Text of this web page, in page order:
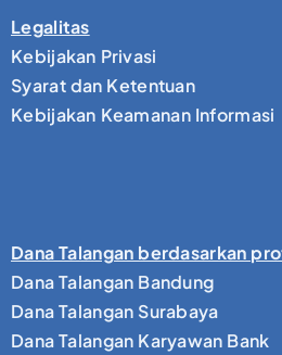
Legalitas
Kebijakan Privasi
Syarat dan Ketentuan
Kebijakan Keamanan Informasi
Dana Talangan berdasarkan
Dana Talangan Bandung
Dana Talangan Surabaya
Dana Talangan Karyawan Bank